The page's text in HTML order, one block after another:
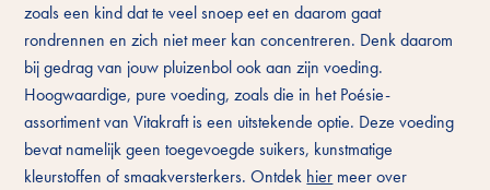
zoals een kind dat te veel snoep eet en daarom gaat
rondrennen en zich niet meer kan concentreren. Denk daarom
bij gedrag van jouw pluizenbol ook aan zijn voeding.
Hoogwaardige, pure voeding, zoals die in het Poésie-
assortiment van Vitakraft is een uitstekende optie. Deze voeding
bevat namelijk geen toegevoegde suikers, kunstmatige
kleurstoffen of smaakversterkers. Ontdek hier meer over